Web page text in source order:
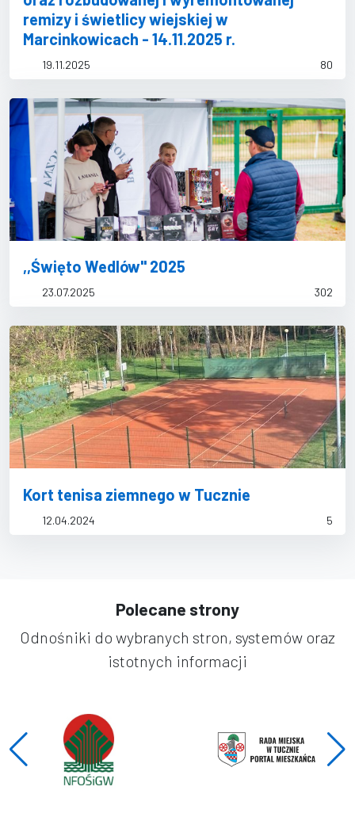
remizy i świetlicy wiejskiej w
Marcinkowicach - 14.11.2025 r.
19.11.2025 80
,,Święto Wedlów'' 2025
23.07.2025 302
Kort tenisa ziemnego w Tucznie
12.04.2024 5
Polecane strony
Odnośniki do wybranych stron, systemów oraz
istotnych informacji